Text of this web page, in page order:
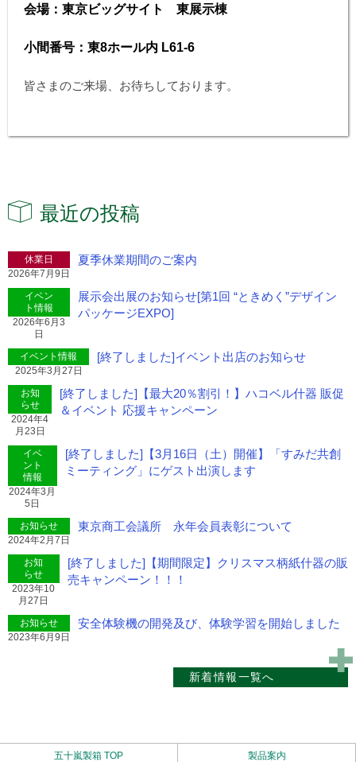
会場：東京ビッグサイト 東展示棟
小間番号：東8ホール内 L61-6
皆さまのご来場、お待ちしております。
最近の投稿
休業日
2026年7月9日
夏季休業期間のご案内
イベン
ト情報
2026年6月3
日
展示会出展のお知らせ[第1回 “ときめく”デザイン
パッケージEXPO]
イベント情報
2025年3月27日
[終了しました]イベント出店のお知らせ
お知
らせ
2024年4
月23日
[終了しました]【最大20％割引！】ハコベル什器 販促
＆イベント 応援キャンペーン
イベ
ント
情報
2024年3月
5日
[終了しました]【3月16日（土）開催】「すみだ共創
ミーティング」にゲスト出演します
お知らせ
2024年2月7日
東京商工会議所 永年会員表彰について
お知
らせ
2023年10
月27日
[終了しました]【期間限定】クリスマス柄紙什器の販
売キャンペーン！！！
お知らせ
2023年6月9日
安全体験機の開発及び、体験学習を開始しました
新着情報一覧へ
五十嵐製箱 TOP 製品案内